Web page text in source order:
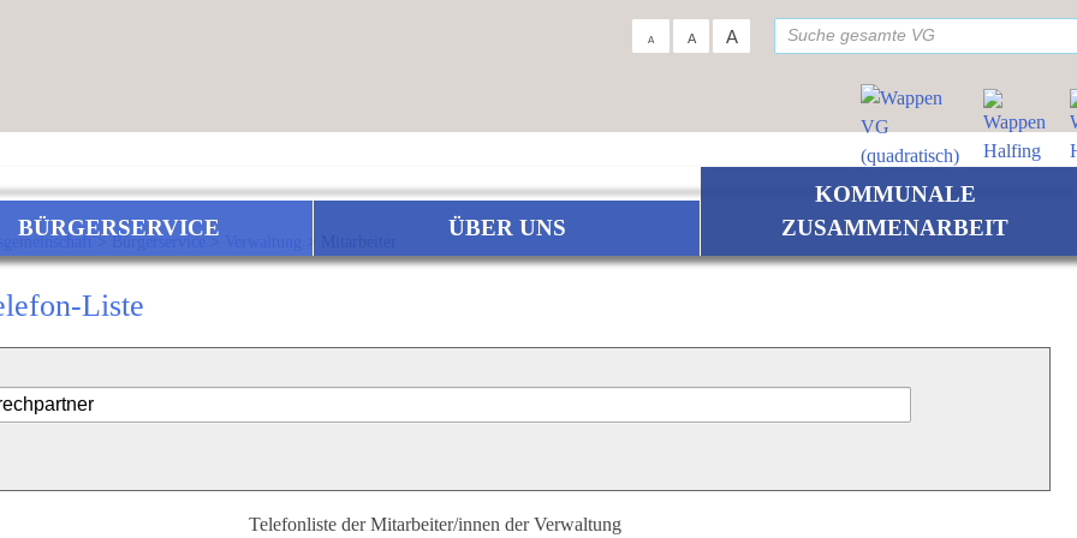
A A A
BÜRGERSERVICE ÜBER UNS
KOMMUNALE
ZUSAMMENARBEIT
>Bürgerservice>
Liste
Telefonliste der Mitarbeiter/innen der Verwaltung